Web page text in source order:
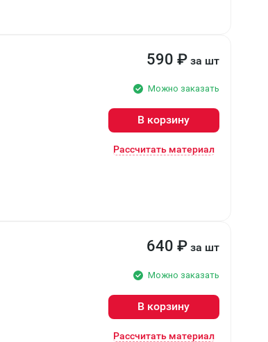
590 ₽ за шт
Можно заказать
В корзину
Рассчитать материал
640 ₽ за шт
Можно заказать
В корзину
Рассчитать материал